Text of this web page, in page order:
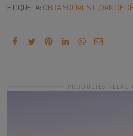
ETIQUETA: OBRA SOCIAL ST JOAN DE
PRODUCTES